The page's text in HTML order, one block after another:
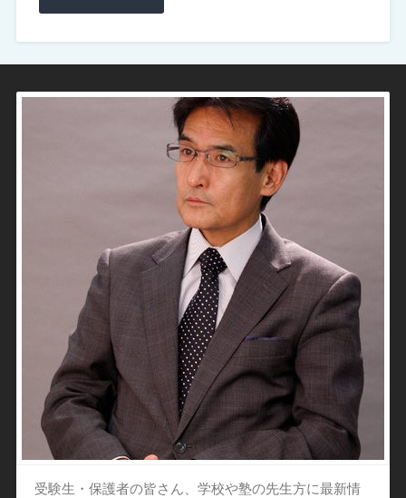
受験生・保護者の皆さん、学校や塾の先生方に最新情